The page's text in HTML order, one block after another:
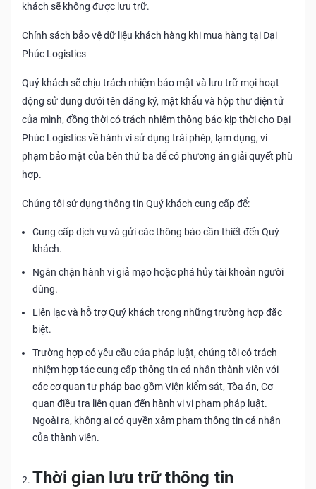
khách sẽ không được lưu trữ.
Chính sách bảo vệ dữ liệu khách hàng khi mua hàng tại Đại
Phúc Logistics
Quý khách sẽ chịu trách nhiệm bảo mật và lưu trữ mọi hoạt
động sử dụng dưới tên đăng ký, mật khẩu và hộp thư điện tử
của mình, đồng thời có trách nhiệm thông báo kịp thời cho Đại
Phúc Logistics về hành vi sử dụng trái phép, lạm dụng, vi
phạm bảo mật của bên thứ ba để có phương án giải quyết phù
hợp.
Chúng tôi sử dụng thông tin Quý khách cung cấp để:
Cung cấp dịch vụ và gửi các thông báo cần thiết đến Quý
khách.
Ngăn chặn hành vi giả mạo hoặc phá hủy tài khoản người
dùng.
Liên lạc và hỗ trợ Quý khách trong những trường hợp đặc
biệt.
Trường hợp có yêu cầu của pháp luật, chúng tôi có trách
nhiệm hợp tác cung cấp thông tin cá nhân thành viên với
các cơ quan tư pháp bao gồm Viện kiểm sát, Tòa án, Cơ
quan điều tra liên quan đến hành vi vi phạm pháp luật.
Ngoài ra, không ai có quyền xâm phạm thông tin cá nhân
của thành viên.
Thời gian lưu trữ thông tin